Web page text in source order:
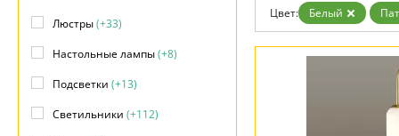
Возврат
Отзывы
Дизайнерам
Бренды
Контакты
Техно
Хай тек
Цвет: Белый
Люстры(+33)
Настольные лампы(+8)
Подсветки (+13)
Светильники (+112)